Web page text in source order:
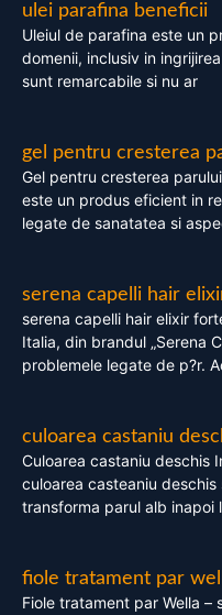
ulei parafina beneficii
Uleiul de parafina este un
domenii, inclusiv in
sunt remarcabile si nu ar
gel pentru cresterea
Gel pentru cresterea
este un produs eficient in
legate de sanatatea si
serena capelli hair
serena capelli hair elixir
Italia, din brandul „Serena
problemele legate de p?r.
culoarea castaniu
Culoarea castaniu deschis
culoarea casteaniu
transforma parul alb inapoi
fiole tratament par
Fiole tratament par Wella –